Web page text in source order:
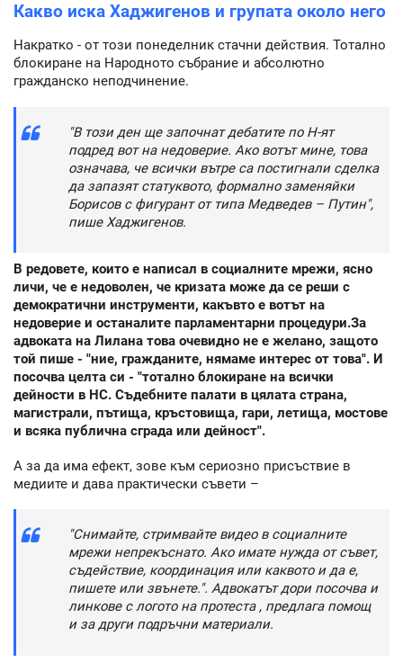
Какво иска Хаджигенов и групата около него
Накратко - от този понеделник стачни действия. Тотално
блокиране на Народното събрание и абсолютно
гражданско неподчинение.
"В този ден ще започнат дебатите по Н-ят
подред вот на недоверие. Ако вотът мине, това
означава, че всички вътре са постигнали сделка
да запазят статуквото, формално заменяйки
Борисов с фигурант от типа Медведев – Путин",
пише Хаджигенов.
В редовете, които е написал в социалните мрежи, ясно
личи, че е недоволен, че кризата може да се реши с
демократични инструменти, какъвто е вотът на
недоверие и останалите парламентарни процедури.За
адвоката на Лилана това очевидно не е желано, защото
той пише - "ние, гражданите, нямаме интерес от това". И
посочва целта си - "тотално блокиране на всички
дейности в НС. Съдебните палати в цялата страна,
магистрали, пътища, кръстовища, гари, летища, мостове
и всяка публична сграда или дейност".
А за да има ефект, зове към сериозно присъствие в
медиите и дава практически съвети –
"Снимайте, стримвайте видео в социалните
мрежи непрекъснато. Ако имате нужда от съвет,
съдействие, координация или каквото и да е,
пишете или звънете.". Адвокатът дори посочва и
линкове с логото на протеста , предлага помощ
и за други подръчни материали.